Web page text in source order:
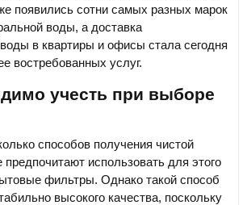
появились сотни самых разных марок
воды, а доставка
в квартиры и офисы стала сегодня
востребованных услуг.
учесть при выборе
способов получения чистой
использовать для этого
фильтры. Однако такой способ
высокого качества, поскольку